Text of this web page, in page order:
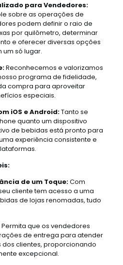
para Vendedores:
sobre as operações de
podem definir o raio de
por quilômetro, determinar
e oferecer diversas opções
só lugar.
Reconhecemos e valorizamos
programa de fidelidade,
compra para aproveitar
especiais.
iOS e Android:Tanto se
quanto um dispositivo
de bebidas está pronto para
experiência consistente e
de um Toque:Com
cliente tem acesso a uma
de lojas renomadas, tudo
Permita que os vendedores
de entrega para atender
clientes, proporcionando
excepcional.